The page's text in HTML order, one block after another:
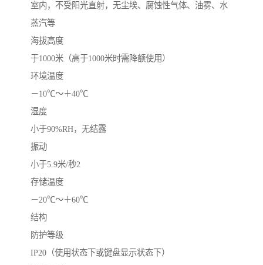
室内，不受阳光直射，无尘埃、腐蚀性气体、油雾、水
蒸汽等
海拔高度
于1000米（高于1000米时需降额使用）
环境温度
－10℃～＋40℃
湿度
小于90%RH，无结露
振动
小于5.9米/秒2
存储温度
－20℃～＋60℃
结构
防护等级
IP20（使用状态下或键盘显示状态下）